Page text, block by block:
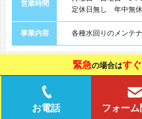
営業時間
定休日無し 年中無休
事業内容 各種水回りのメンテ
緊急の場合はす
お電話 フォーム